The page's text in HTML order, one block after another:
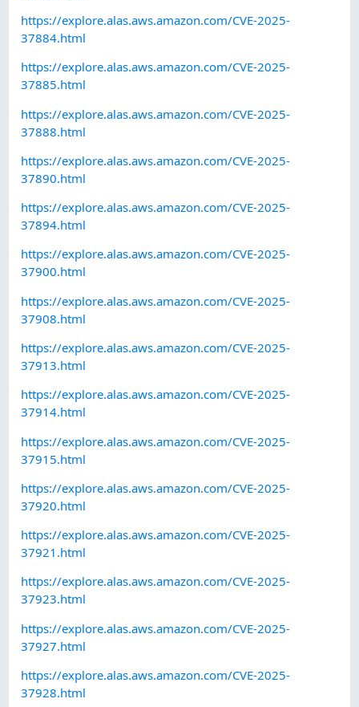
https://explore.alas.aws.amazon.com/CVE-2025-
37884.html
https://explore.alas.aws.amazon.com/CVE-2025-
37885.html
https://explore.alas.aws.amazon.com/CVE-2025-
37888.html
https://explore.alas.aws.amazon.com/CVE-2025-
37890.html
https://explore.alas.aws.amazon.com/CVE-2025-
37894.html
https://explore.alas.aws.amazon.com/CVE-2025-
37900.html
https://explore.alas.aws.amazon.com/CVE-2025-
37908.html
https://explore.alas.aws.amazon.com/CVE-2025-
37913.html
https://explore.alas.aws.amazon.com/CVE-2025-
37914.html
https://explore.alas.aws.amazon.com/CVE-2025-
37915.html
https://explore.alas.aws.amazon.com/CVE-2025-
37920.html
https://explore.alas.aws.amazon.com/CVE-2025-
37921.html
https://explore.alas.aws.amazon.com/CVE-2025-
37923.html
https://explore.alas.aws.amazon.com/CVE-2025-
37927.html
https://explore.alas.aws.amazon.com/CVE-2025-
37928.html